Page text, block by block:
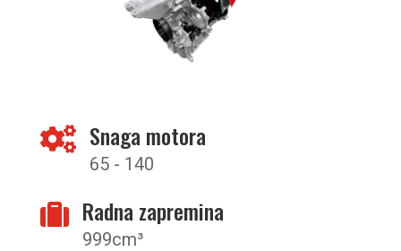
 Snaga motora
65 - 140
 Radna zapremina
999cm³